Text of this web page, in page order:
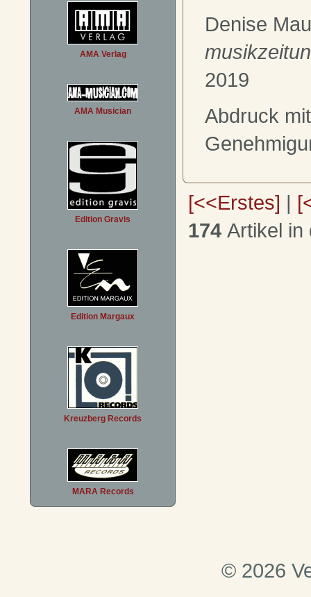
AMA Verlag
AMA Musician
Edition Gravis
Edition Margaux
Kreuzberg Records
MARA Records
Denise
2019
Abdruck
[<<Erstes] |
174 Artikel in
© 2026